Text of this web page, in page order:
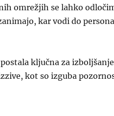
omrežjih se lahko
kar vodi do
ključna za
kot so izguba